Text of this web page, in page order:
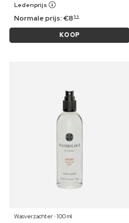
Ledenprijs
Normale prijs:€8 59
KOOP
Wasverzachter ⋅ 100 ml